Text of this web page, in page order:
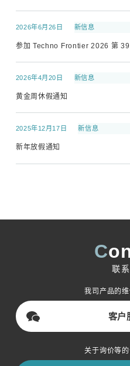
2026年6月26日 新信息
参加 Techno Frontier 2026 第
2026年4月20日 新信息
黄金周休假通知
2025年12月17日 新信息
新年放假通知
联
我司产品的维
客户
关于询价等的